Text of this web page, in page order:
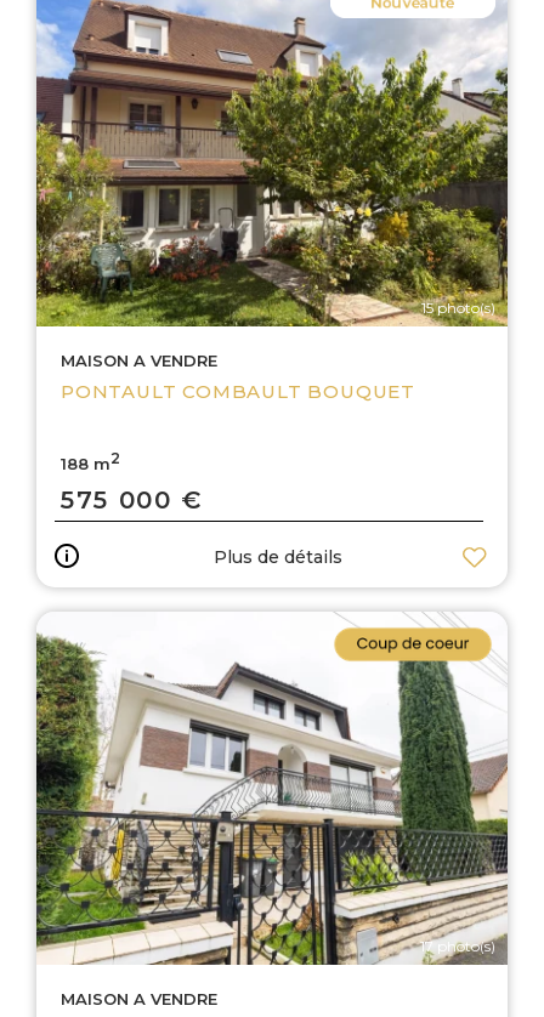
15 photo(s)
MAISON A VENDRE
PONTAULT COMBAULT BOUQUET
188 m2
575 000 €
Plus de détails
17 photo(s)
MAISON A VENDRE